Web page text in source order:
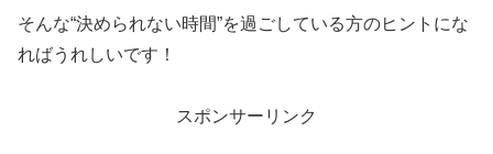
そんな“決められない時間”を過ごしている方のヒントにな
ればうれしいです！
スポンサーリンク